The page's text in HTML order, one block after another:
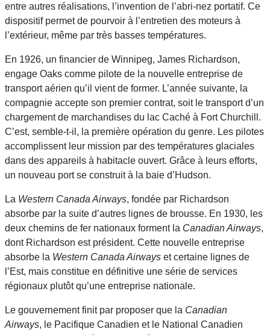
entre autres réalisations, l’invention de l’abri-nez portatif. Ce
dispositif permet de pourvoir à l’entretien des moteurs à
l’extérieur, même par très basses températures.
En 1926, un financier de Winnipeg, James Richardson,
engage Oaks comme pilote de la nouvelle entreprise de
transport aérien qu’il vient de former. L’année suivante, la
compagnie accepte son premier contrat, soit le transport d’un
chargement de marchandises du lac Caché à Fort Churchill.
C’est, semble-t-il, la première opération du genre. Les pilotes
accomplissent leur mission par des températures glaciales
dans des appareils à habitacle ouvert. Grâce à leurs efforts,
un nouveau port se construit à la baie d’Hudson.
La Western Canada Airways, fondée par Richardson
absorbe par la suite d’autres lignes de brousse. En 1930, les
deux chemins de fer nationaux forment la Canadian Airways,
dont Richardson est président. Cette nouvelle entreprise
absorbe la Western Canada Airways et certaine lignes de
l’Est, mais constitue en définitive une série de services
régionaux plutôt qu’une entreprise nationale.
Le gouvernement finit par proposer que la Canadian
Airways, le Pacifique Canadien et le National Canadien